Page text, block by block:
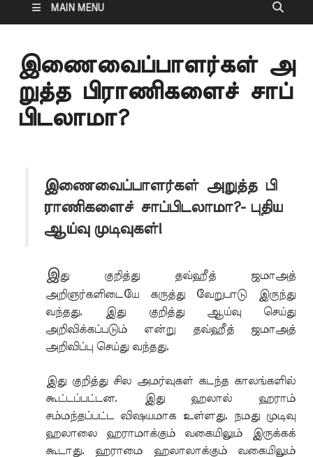
MAIN MENU
இணைவைப்பாளர்கள் அ
றுத்த பிராணிகளைச் சாப்
பிடலாமா?
இணைவைப்பாளர்கள் அறுத்த பி
ராணிகளைச் சாப்பிடலாமா?- புதிய
ஆய்வு முடிவுகள்!
இது குறித்து தவ்ஹீத் ஜமாஅத்
அறிஞர்களிடையே கருத்து வேறுபாடு இருந்து
வந்தது. இது குறித்து ஆய்வு செய்து
அறிவிக்கப்படும் என்று தவ்ஹீத் ஜமாஅத்
அறிவிப்பு செய்து வந்தது.
இது குறித்து சில அமர்வுகள் கடந்த காலங்களில்
கூட்டப்பட்டன. இது ஹலால் ஹராம்
சம்மந்தப்பட்ட விஷயமாக உள்ளது. நமது முடிவு
ஹலாலை ஹராமாக்கும் வகையிலும் இருக்கக்
கூடாது. ஹராமை ஹலாலாக்கும் வகையிலும்